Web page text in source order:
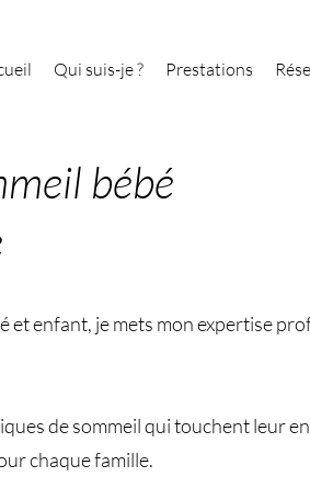
Qui suis-je ? Prestations
bébé
et enfant, je mets mon expertise
de sommeil qui touchent leur
chaque famille.